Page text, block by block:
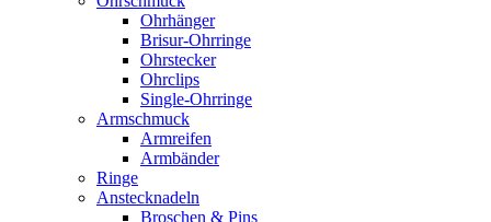
Ohrhänger
Brisur-Ohrringe
Ohrstecker
Ohrclips
Single-Ohrringe
Armschmuck
Armreifen
Armbänder
Ringe
Anstecknadeln
Broschen & Pins